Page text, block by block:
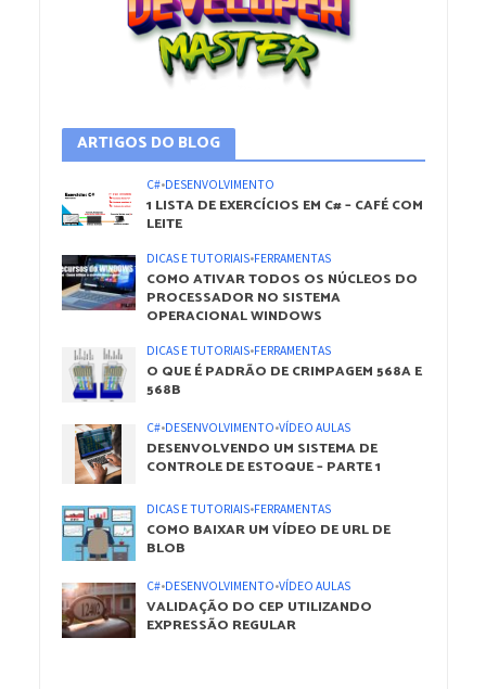
ARTIGOS DO BLOG
C#•DESENVOLVIMENTO
1 LISTA DE EXERCÍCIOS EM C# – CAFÉ COM
LEITE
DICAS E TUTORIAIS•FERRAMENTAS
COMO ATIVAR TODOS OS NÚCLEOS DO
PROCESSADOR NO SISTEMA
OPERACIONAL WINDOWS
DICAS E TUTORIAIS•FERRAMENTAS
O QUE É PADRÃO DE CRIMPAGEM 568A E
568B
C#•DESENVOLVIMENTO•VÍDEO AULAS
DESENVOLVENDO UM SISTEMA DE
CONTROLE DE ESTOQUE – PARTE 1
DICAS E TUTORIAIS•FERRAMENTAS
COMO BAIXAR UM VÍDEO DE URL DE
BLOB
C#•DESENVOLVIMENTO•VÍDEO AULAS
VALIDAÇÃO DO CEP UTILIZANDO
EXPRESSÃO REGULAR